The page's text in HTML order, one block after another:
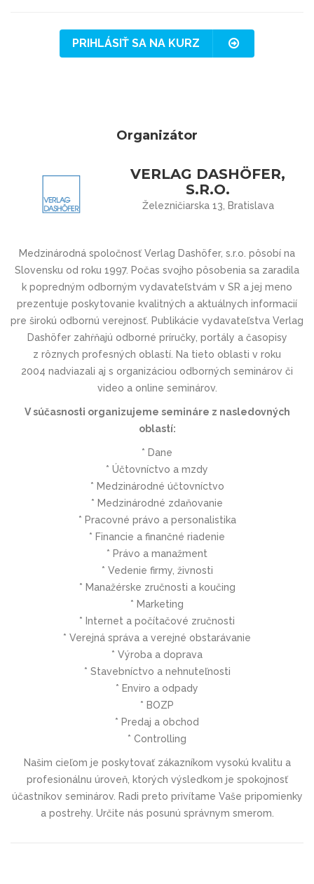
PRIHLÁSIŤ SA NA KURZ
Organizátor
VERLAG DASHÖFER,
S.R.O.
Železničiarska 13, Bratislava
Medzinárodná spoločnosť Verlag Dashöfer, s.r.o. pôsobí na
Slovensku od roku 1997. Počas svojho pôsobenia sa zaradila
k popredným odborným vydavateľstvám v SR a jej meno
prezentuje poskytovanie kvalitných a aktuálnych informacií
pre širokú odbornú verejnosť. Publikácie vydavateľstva Verlag
Dashöfer zahŕňajú odborné príručky, portály a časopisy
z rôznych profesných oblastí. Na tieto oblasti v roku
2004 nadviazali aj s organizáciou odborných seminárov či
video a online seminárov.
V súčasnosti organizujeme semináre z nasledovných
oblastí:
* Dane
* Účtovníctvo a mzdy
* Medzinárodné účtovníctvo
* Medzinárodné zdaňovanie
* Pracovné právo a personalistika
* Financie a finančné riadenie
* Právo a manažment
* Vedenie firmy, živnosti
* Manažérske zručnosti a koučing
* Marketing
* Internet a počítačové zručnosti
* Verejná správa a verejné obstarávanie
* Výroba a doprava
* Stavebníctvo a nehnuteľnosti
* Enviro a odpady
* BOZP
* Predaj a obchod
* Controlling
Našim cieľom je poskytovať zákazníkom vysokú kvalitu a
profesionálnu úroveň, ktorých výsledkom je spokojnosť
účastníkov seminárov. Radi preto privítame Vaše pripomienky
a postrehy. Určite nás posunú správnym smerom.